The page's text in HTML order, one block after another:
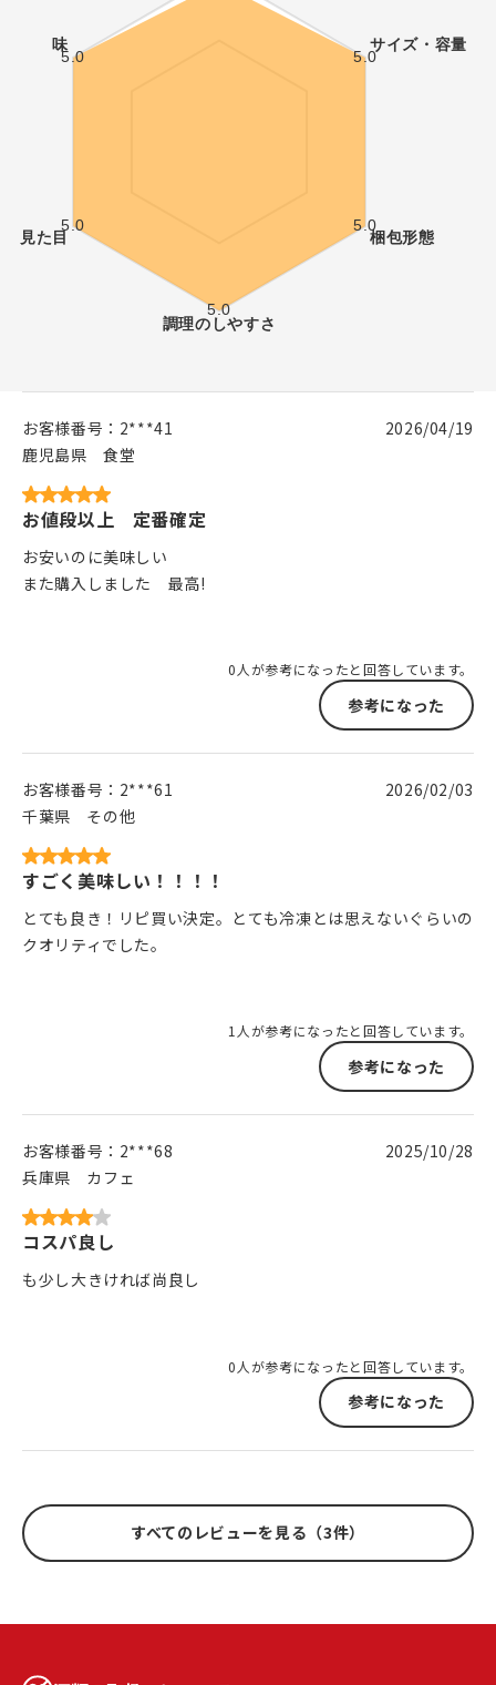
お客様番号： 2***41
鹿児島県
食堂
2026/04/19
お値段以上 定番確定
お安いのに美味しい
また購入しました 最高!
0人が参考になったと回答しています。
参考になった
お客様番号： 2***61
千葉県
その他
2026/02/03
すごく美味しい！！！！
とても良き！リピ買い決定。とても冷凍とは思えないぐらいの
クオリティでした。
1人が参考になったと回答しています。
参考になった
お客様番号： 2***68
兵庫県
カフェ
2025/10/28
コスパ良し
も少し大きければ尚良し
0人が参考になったと回答しています。
参考になった
すべてのレビューを見る（3件）